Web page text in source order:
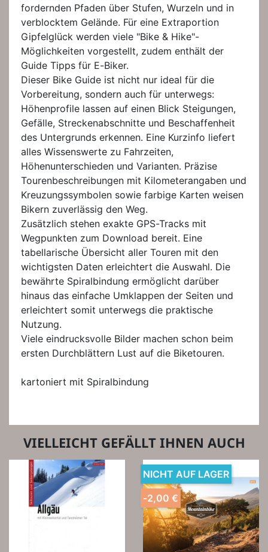
fordernden Pfaden über Stufen, Wurzeln und in
verblocktem Gelände. Für eine Extraportion
Gipfelglück werden viele "Bike & Hike"-
Möglichkeiten vorgestellt, zudem enthält der
Guide Tipps für E-Biker.
Dieser Bike Guide ist nicht nur ideal für die
Vorbereitung, sondern auch für unterwegs:
Höhenprofile lassen auf einen Blick Steigungen,
Gefälle, Streckenabschnitte und Beschaffenheit
des Untergrunds erkennen. Eine Kurzinfo liefert
alles Wissenswerte zu Fahrzeiten,
Höhenunterschieden und Varianten. Präzise
Tourenbeschreibungen mit Kilometerangaben und
Kreuzungssymbolen sowie farbige Karten weisen
Bikern zuverlässig den Weg.
Zusätzlich stehen exakte GPS-Tracks mit
Wegpunkten zum Download bereit. Eine
tabellarische Übersicht aller Touren mit den
wichtigsten Daten erleichtert die Auswahl. Die
bewährte Spiralbindung ermöglicht darüber
hinaus das einfache Umklappen der Seiten und
erleichtert somit unterwegs die praktische
Nutzung.
Viele eindrucksvolle Bilder machen schon beim
ersten Durchblättern Lust auf die Biketouren.
kartoniert mit Spiralbindung
VIELLEICHT GEFÄLLT IHNEN AUCH
NICHT AUF LAGER
-2,00 €